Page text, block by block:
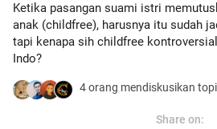
Ketika pasangan suami istri
anak (childfree), harusnya itu sudah
tapi kenapa sih childfree
Indo?
4 orang mendiskusikan
Share on: